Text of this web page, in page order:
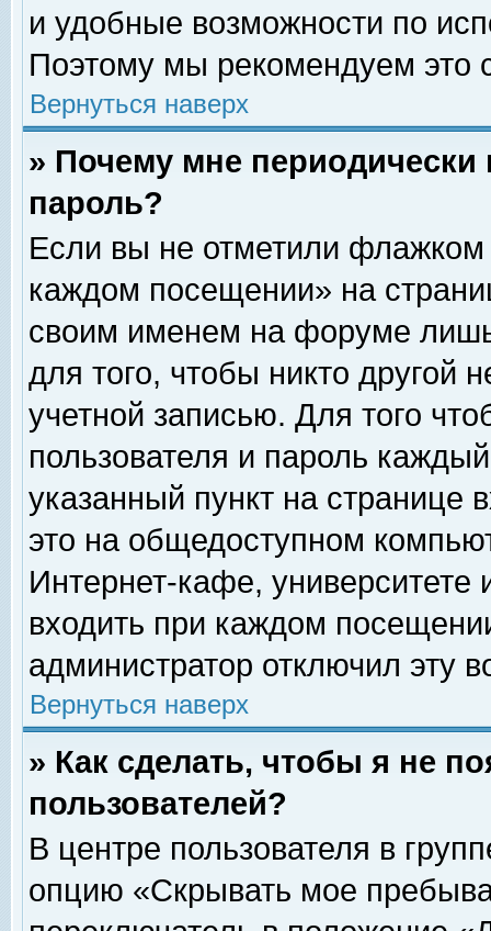
и удобные возможности по
Поэтому мы рекомендуем это
Вернуться наверх
» Почему мне
пароль?
Если вы не отметили флажком
каждом посещении» на
своим именем на форуме
для того, чтобы никто другой
учетной записью. Для того
пользователя и пароль
указанный пункт на
это на общедоступном
Интернет-кафе, университете
входить при каждом
администратор отключил эту
Вернуться наверх
» Как сделать, чтобы я не
пользователей?
В центре пользователя в
опцию «Скрывать мое